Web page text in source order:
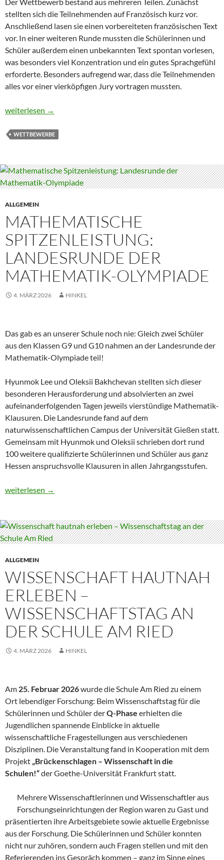
Der Wettbewerb bestand aus mehreren Teilen. Zunächst
stellten sich die Teilnehmenden auf Französisch kurz vor.
Anschließend lasen sie einen vorbereiteten französischen Text
vor. In einer weiteren Runde mussten die Schülerinnen und
Schüler außerdem einen unbekannten Text spontan vorlesen,
was besonders viel Konzentration und ein gutes Sprachgefühl
erforderte. Besonders aufregend war, dass die Teilnehmenden
alles vor einer vierköpfigen Jury vortragen mussten.
Vorlesewettbewerb Französisch der 9. Klassen im Rhein-Main-
weiterlesen →
WETTBEWERBE
ALLGEMEIN
MATHEMATISCHE
SPITZENLEISTUNG:
LANDESRUNDE DER
MATHEMATIK-OLYMPIADE
4. MÄRZ 2026 HINKEL
Das gab es an unserer Schule noch nie: Gleich zwei Schüler
aus den Klassen G9 und G10 nahmen an der Landesrunde der
Mathematik-Olympiade teil!
Hyunmok Lee und Oleksii Bakhchevan stellten sich dieser
besonderen Herausforderung und absolvierten an zwei
aufeinanderfolgenden Tagen jeweils vierstündige Mathematik-
Klausuren. Die Landesrunde fand auf dem
naturwissenschaftlichen Campus der Universität Gießen statt.
Gemeinsam mit Hyunmok und Oleksii schrieben dort rund
100 weitere qualifizierte Schülerinnen und Schüler aus ganz
Hessen anspruchsvolle Klausuren in allen Jahrgangsstufen.
Mathematische Spitzenleistung: Landesrunde der
weiterlesen →
ALLGEMEIN
WISSENSCHAFT HAUTNAH
ERLEBEN –
WISSENSCHAFTSTAG AN
DER SCHULE AM RIED
4. MÄRZ 2026 HINKEL
Am 25. Februar 2026wurde die Schule Am Ried zu einem
Ort lebendiger Forschung: Beim Wissenschaftstag für die
Schülerinnen und Schüler derQ-Phase erhielten die
Jugendlichen spannende Einblicke in aktuelle
wissenschaftliche Fragestellungen aus verschiedenen
Disziplinen. Die Veranstaltung fand in Kooperation mit dem
Projekt „Brückenschlagen – Wissenschaft in die
Schulen!“der Goethe-Universität Frankfurt statt.
Mehrere Wissenschaftlerinnen und Wissenschaftler aus
Forschungseinrichtungen der Region waren zu Gast und
präsentierten ihre Arbeitsgebiete sowie aktuelle Ergebnisse
aus der Forschung. Die Schülerinnen und Schüler konnten
nicht nur zuhören, sondern auch Fragen stellen und mit den
Referierenden ins Gespräch kommen – ganz im Sinne eines